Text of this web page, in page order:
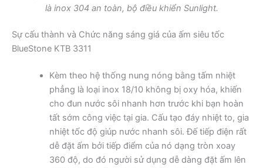
là inox 304 an toàn, bộ điều khiển Sunlight.
Sự cấu thành và Chức năng sáng giá của ấm siêu tốc
BlueStone KTB 3311
Kèm theo hệ thống nung nóng bằng tấm nhiệt
phẳng là loại inox 18/10 không bị oxy hóa, khiến
cho đun nước sôi nhanh hơn trước khi bạn hoàn
tất sớm công việc tại gia. Cấu tạo đáy nhiệt to, gia
nhiệt tốc độ giúp nước nhanh sôi. Đế tiếp điện rất
dễ đặt ấm bởi tiếp điểm của nó dạng tròn xoay
360 độ, do đó người sử dụng dễ dàng đặt ấm lên